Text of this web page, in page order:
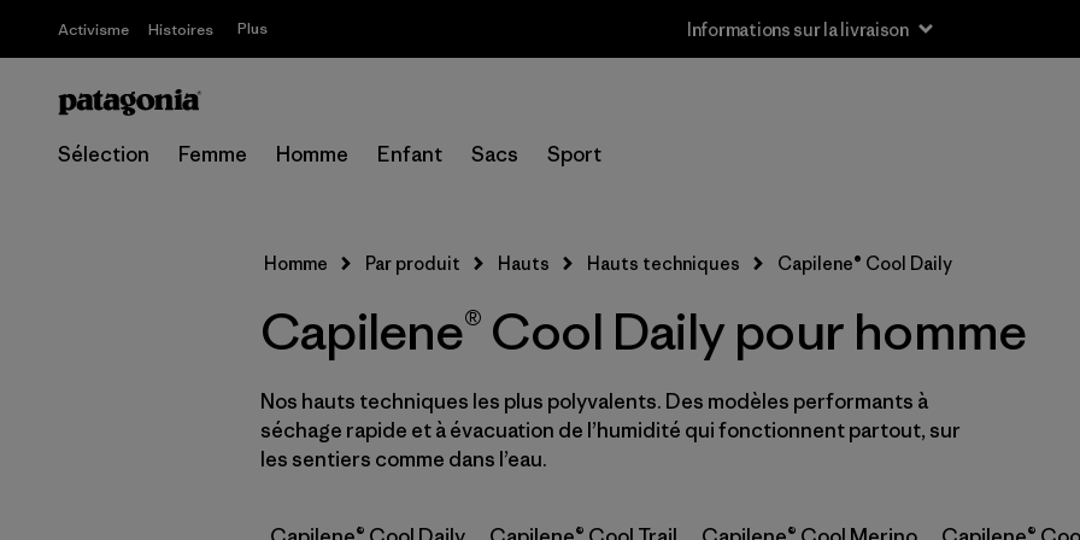
Activisme Histoires Plus Informations sur la livraison
Sélection Femme Homme Enfant Sacs Sport
L (6)
XL (7)
Homme Par produit Hauts Hauts techniques Capilene® Cool Daily
Capilene® Cool Daily pour homme
Nos hauts techniques les plus polyvalents. Des modèles performants à
séchage rapide et à évacuation de l’humidité qui fonctionnent partout, sur
les sentiers comme dans l’eau.